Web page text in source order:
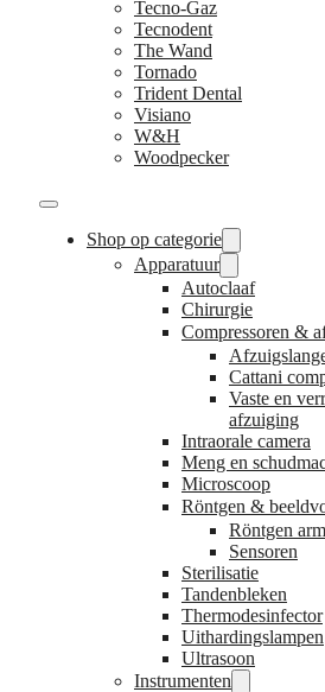
Tecno-Gaz
Tecnodent
The Wand
Tornado
Trident Dental
Visiano
W&H
Woodpecker
Shop op categorie
Apparatuur
Autoclaaf
Chirurgie
Compressoren &
Cattani
Vaste en
afzuiging
Intraorale camera
Meng en
Microscoop
Röntgen &
Röntgen
Sensoren
Sterilisatie
Tandenbleken
Thermodesinfector
Uithardingslampen
Ultrasoon
Instrumenten